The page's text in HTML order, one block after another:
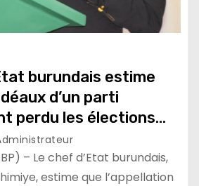
burundais estime
d’un parti
perdu les élections
dans le
du pays
– Le chef d’Etat burundais,
estime que l’appellation